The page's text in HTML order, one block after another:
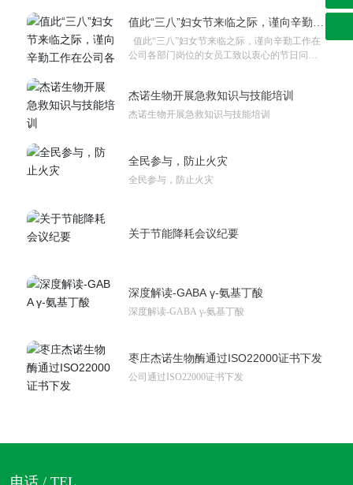
值此“三八”妇女节来临之际，谨向辛勤工
作在公司各部门岗位的女员工致以衷心
的节日问候！
值此“三八”妇女节来临之际，谨向辛勤工作在
公司各部门岗位的女员工致以衷心的节日问
杰诺生物开展急救知识与技能培训
杰诺生物开展急救知识与技能培训
全民参与，防止火灾
全民参与，防止火灾
关于节能降耗会议纪要
深度解读-GABA γ-氨基丁酸
深度解读-GABA γ-氨基丁酸
枣庄杰诺生物酶通过ISO22000证书下发
公司通过ISO22000证书下发
电话 / TEL